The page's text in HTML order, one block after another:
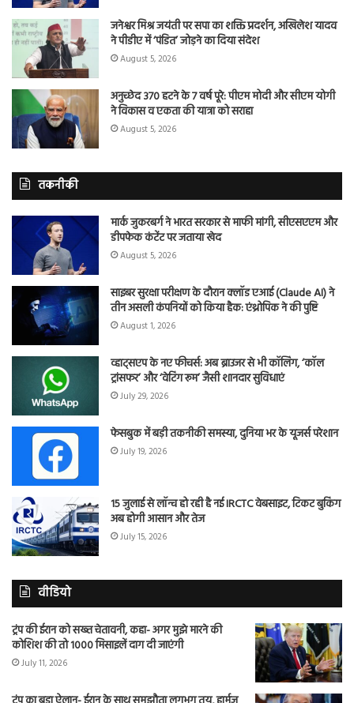
जनेश्वर मिश्र जयंती पर सपा का शक्ति प्रदर्शन, अखिलेश यादव
ने पीडीए में ‘पंडित’ जोड़ने का दिया संदेश
August 5, 2026
अनुच्छेद 370 हटने के 7 वर्ष पूरे: पीएम मोदी और सीएम योगी
ने विकास व एकता की यात्रा को सराहा
August 5, 2026
तकनीकी
मार्क जुकरबर्ग ने भारत सरकार से माफी मांगी, सीएसएएम और
डीपफेक कंटेंट पर जताया खेद
August 5, 2026
साइबर सुरक्षा परीक्षण के दौरान क्लॉड एआई (Claude AI) ने
तीन असली कंपनियों को किया हैक: एंथ्रोपिक ने की पुष्टि
August 1, 2026
व्हाट्सएप के नए फीचर्स: अब ब्राउजर से भी कॉलिंग, ‘कॉल
ट्रांसफर’ और ‘वेटिंग रूम’ जैसी शानदार सुविधाएं
July 29, 2026
फेसबुक में बड़ी तकनीकी समस्या, दुनिया भर के यूजर्स परेशान
July 19, 2026
15 जुलाई से लॉन्च हो रही है नई IRCTC वेबसाइट, टिकट बुकिंग
अब होगी आसान और तेज
July 15, 2026
वीडियो
ट्रंप की ईरान को सख्त चेतावनी, कहा- अगर मुझे मारने की
कोशिश की तो 1000 मिसाइलें दाग दी जाएंगी
July 11, 2026